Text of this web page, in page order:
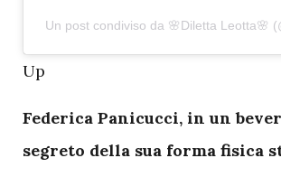
Un post condiviso da 🌸Diletta Leotta🌸
Up
Federica Panicucci, in un
segreto della sua forma fisica